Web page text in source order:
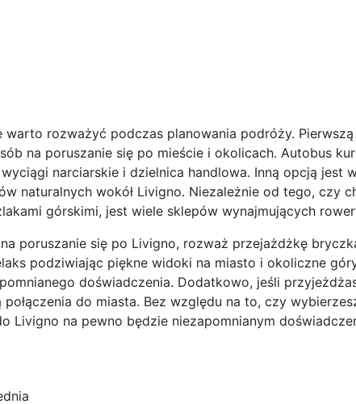
rozważyć podczas planowania podróży.
na poruszanie się po mieście i okolicach. Autobus
narciarskie i dzielnica handlowa. Inną opcją jest
naturalnych wokół Livigno. Niezależnie od tego, czy
górskimi, jest wiele sklepów wynajmujących
poruszanie się po Livigno, rozważ przejażdżkę
podziwiając piękne widoki na miasto i okoliczne
doświadczenia. Dodatkowo, jeśli
do miasta. Bez względu na to, czy
Livigno na pewno będzie niezapomnianym